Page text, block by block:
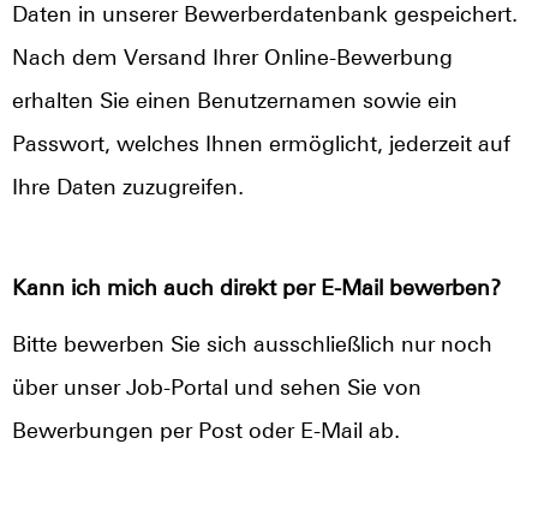
Daten in unserer Bewerberdatenbank gespeichert.
Nach dem Versand Ihrer Online-Bewerbung
erhalten Sie einen Benutzernamen sowie ein
Passwort, welches Ihnen ermöglicht, jederzeit auf
Ihre Daten zuzugreifen.
Kann ich mich auch direkt per E-Mail bewerben?
Bitte bewerben Sie sich ausschließlich nur noch
über unser Job-Portal und sehen Sie von
Bewerbungen per Post oder E-Mail ab.